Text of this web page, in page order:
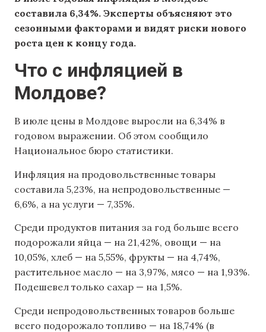
составила 6,34%. Эксперты объясняют это
сезонными факторами и видят риски нового
роста цен к концу года.
Что с инфляцией в
Молдове?
В июле цены в Молдове выросли на 6,34% в
годовом выражении. Об этом сообщило
Национальное бюро статистики.
Инфляция на продовольственные товары
составила 5,23%, на непродовольственные —
6,6%, а на услуги — 7,35%.
Среди продуктов питания за год больше всего
подорожали яйца — на 21,42%, овощи — на
10,05%, хлеб — на 5,55%, фрукты — на 4,74%,
растительное масло — на 3,97%, мясо — на 1,93%.
Подешевел только сахар — на 1,5%.
Среди непродовольственных товаров больше
всего подорожало топливо — на 18,74% (в